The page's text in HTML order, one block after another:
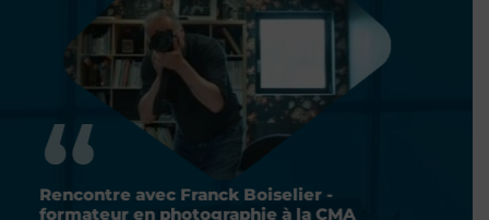
Rencontre avec Franck Boiselier -
formateur en photographie à la CMA